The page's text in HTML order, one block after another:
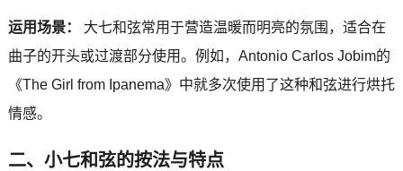
运用场景：
大七和弦常用于营造温暖而明亮的氛围，适合在
曲子的开头或过渡部分使用。例如，Antonio Carlos Jobim的
《The Girl from Ipanema》中就多次使用了这种和弦进行烘托
情感。
二、小七和弦的按法与特点